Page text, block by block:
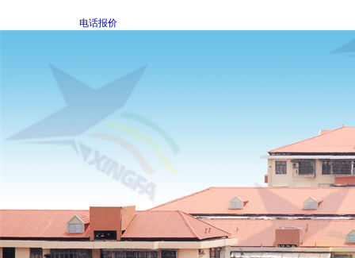
电话报价